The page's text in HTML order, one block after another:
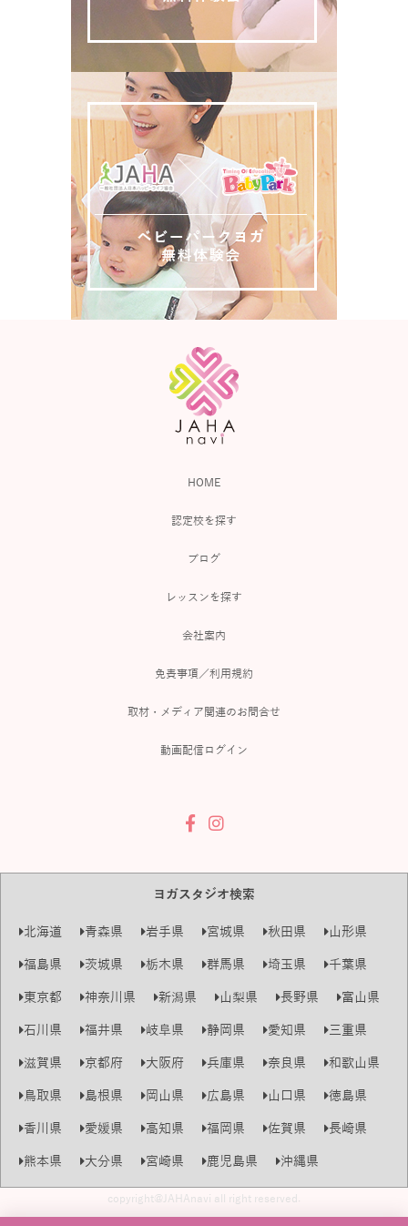
HOME
認定校を探す
ブログ
レッスンを探す
会社案内
免責事項／利用規約
取材・メディア関連のお問合せ
動画配信ログイン
ヨガスタジオ検索
北海道 青森県 岩手県 宮城県 秋田県
山形県
福島県
茨城県 栃木県 群馬県 埼玉県
千葉県
東京都
神奈川県 新潟県 山梨県 長野県
富山県
石川県
福井県 岐阜県 静岡県 愛知県
三重県
滋賀県
京都府 大阪府 兵庫県 奈良県
和歌山県
鳥取県
島根県 岡山県 広島県 山口県
徳島県
香川県
愛媛県 高知県 福岡県 佐賀県
長崎県
熊本県
大分県 宮崎県 鹿児島県 沖縄県
copyright@JAHAnavi all right reserved.